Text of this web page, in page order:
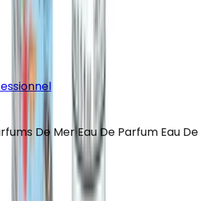
De Mer Eau De Parfum Eau De